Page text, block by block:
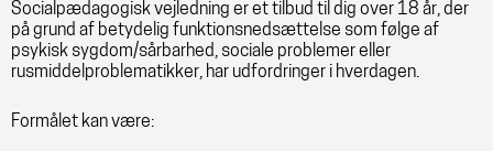
Socialpædagogisk vejledning er et tilbud til dig over 18 år, der
på grund af betydelig funktionsnedsættelse som følge af
psykisk sygdom/sårbarhed, sociale problemer eller
rusmiddelproblematikker, har udfordringer i hverdagen.
Formålet kan være: